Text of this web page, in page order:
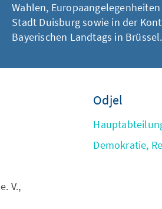
Wahlen,
Stadt Duisburg sowie in der
Bayerischen Landtags in Brüssel.
V.,
Odjel
Demokratie,